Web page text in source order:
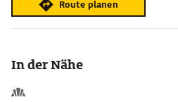
Route planen
In der Nähe